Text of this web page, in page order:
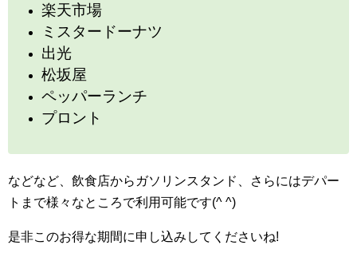
楽天市場
ミスタードーナツ
出光
松坂屋
ペッパーランチ
プロント
などなど、飲食店からガソリンスタンド、さらにはデパー
トまで様々なところで利用可能です(^ ^)
是非このお得な期間に申し込みしてくださいね!